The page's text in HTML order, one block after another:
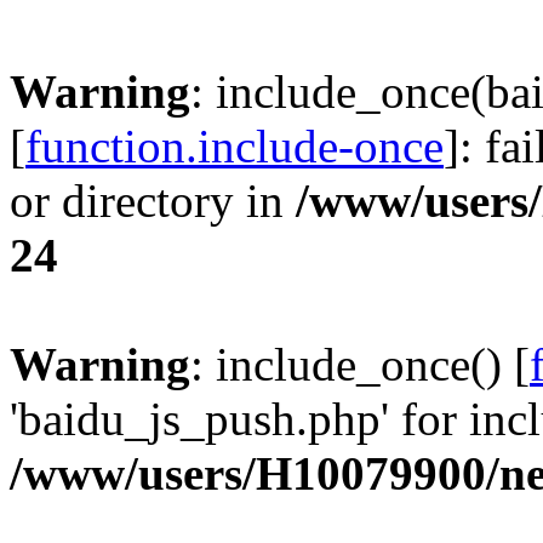
Warning:
[function.include-once]:
or directory in /www/
24
Warning: include_once() [
'baidu_js_push.php' for
/www/users/H10079900/